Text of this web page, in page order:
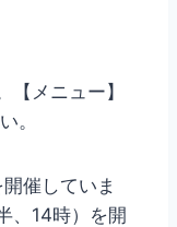
メニュー】
。
催していま
、14時）を開